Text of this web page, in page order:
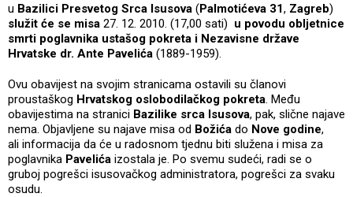
u Bazilici Presvetog Srca Isusova (Palmotićeva 31, Zagreb)
služit će se misa 27. 12. 2010. (17,00 sati) u povodu obljetnice
smrti poglavnika ustašog pokreta i Nezavisne države
Hrvatske dr. Ante Pavelića (1889-1959).
Ovu obavijest na svojim stranicama ostavili su članovi
proustaškog Hrvatskog oslobodilačkog pokreta. Među
obavijestima na stranici Bazilike srca Isusova, pak, slične najave
nema. Objavljene su najave misa od Božića do Nove godine,
ali informacija da će u radosnom tjednu biti služena i misa za
poglavnika Pavelića izostala je. Po svemu sudeći, radi se o
gruboj pogrešci isusovačkog administratora, pogrešci za svaku
osudu.